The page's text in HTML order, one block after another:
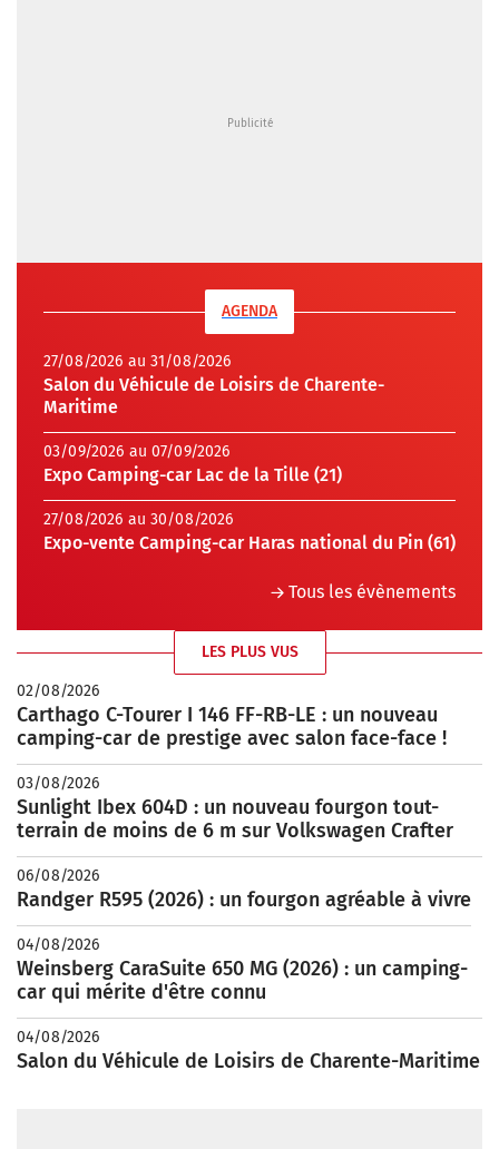
AGENDA
27/08/2026 au 31/08/2026
Salon du Véhicule de Loisirs de Charente-
Maritime
03/09/2026 au 07/09/2026
Expo Camping-car Lac de la Tille (21)
27/08/2026 au 30/08/2026
Expo-vente Camping-car Haras national du Pin (61)
Tous les évènements
LES PLUS VUS
02/08/2026
Carthago C-Tourer I 146 FF-RB-LE : un nouveau
camping-car de prestige avec salon face-face !
03/08/2026
Sunlight Ibex 604D : un nouveau fourgon tout-
terrain de moins de 6 m sur Volkswagen Crafter
06/08/2026
Randger R595 (2026) : un fourgon agréable à vivre
04/08/2026
Weinsberg CaraSuite 650 MG (2026) : un camping-
car qui mérite d'être connu
04/08/2026
Salon du Véhicule de Loisirs de Charente-Maritime